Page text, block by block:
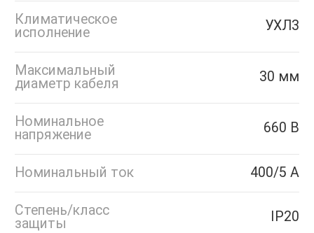
Климатическое
исполнение
УХЛ3
Максимальный
диаметр кабеля
30 мм
Номинальное
напряжение
660 В
Номинальный ток 400/5 А
Степень/класс
защиты
IP20